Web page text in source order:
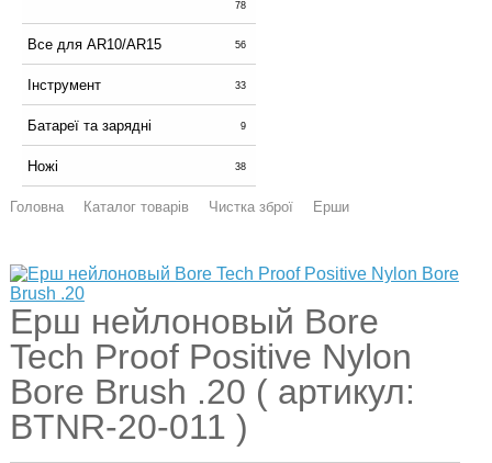
78
Все для AR10/AR15 56
Інструмент 33
Батареї та зарядні 9
Ножі 38
Головна Каталог товарів Чистка зброї Ерши
Ерш нейлоновый Bore
Tech Proof Positive Nylon
Bore Brush .20 ( артикул:
BTNR-20-011 )